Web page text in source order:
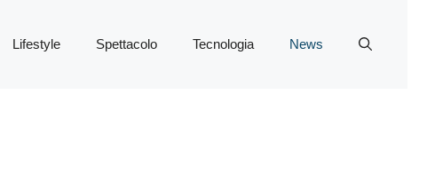
Lifestyle Spettacolo Tecnologia News